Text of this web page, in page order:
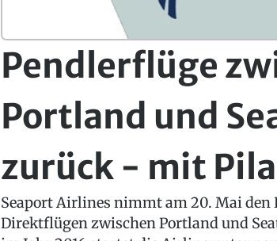
Pendlerflüge
Portland und
zurück - mit
Seaport Airlines nimmt am 20. Mai
Direktflügen zwischen Portland und